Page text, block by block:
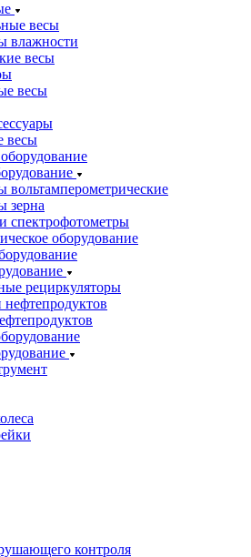
весы
влажности
весы
весы
весы
вольтамперометрические
зерна
спектрофотометры
оборудование
рециркуляторы